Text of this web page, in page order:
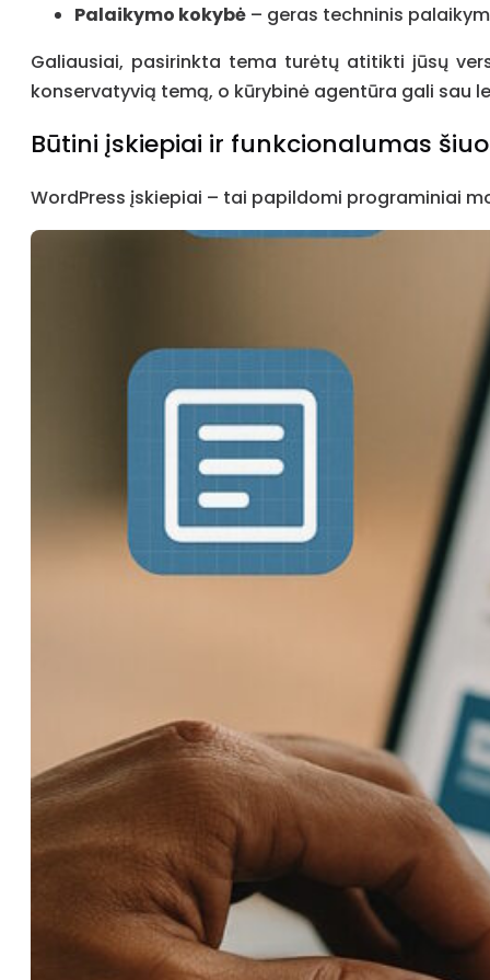
Palaikymo kokybė – geras techninis
Galiausiai, pasirinkta tema turėtų atitikti jūsų
konservatyvią temą, o kūrybinė agentūra gali sau
Būtini įskiepiai ir funkcionalumas
WordPress įskiepiai – tai papildomi programiniai